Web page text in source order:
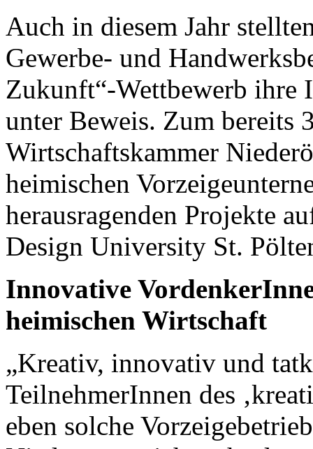
Auch in diesem Jahr
Gewerbe- und
Zukunft“-Wettbewerb
unter Beweis. Zum bereits
Wirtschaftskammer
heimischen
herausragenden Projekte
Design University St.
Innovative
heimischen Wirtschaft
„Kreativ, innovativ und
TeilnehmerInnen des
eben solche